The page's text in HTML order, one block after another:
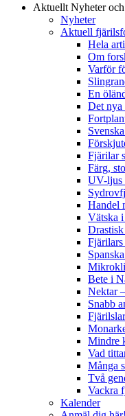
Aktuellt Nyheter
Nyheter
Aktuell
Hela
Om
Varför
En
Det nya
Fjärilar
Färg,
UV-ljus
Handel
Vätska
Bete i
Nektar
Snabb
Mindre
Vad
Många
Två
Vackra
Kalender